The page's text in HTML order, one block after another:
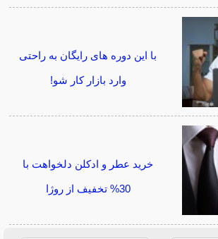
با این دوره های رایگان به راحتی
وارد بازار کار شو!
خرید عطر و ادکلن دلخواهت با
30% تخفیف از روژا